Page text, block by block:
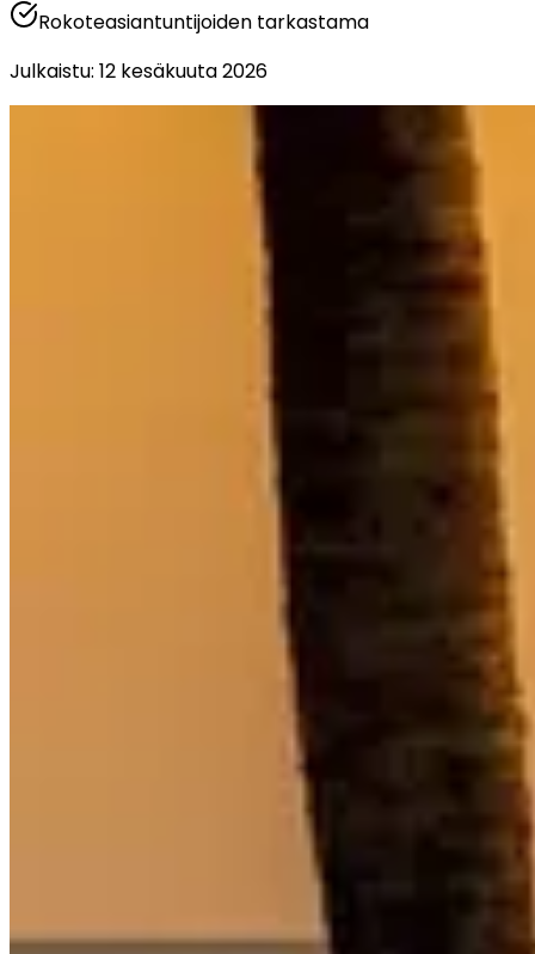
Rokoteasiantuntijoiden tarkastama
Julkaistu: 12 kesäkuuta 2026